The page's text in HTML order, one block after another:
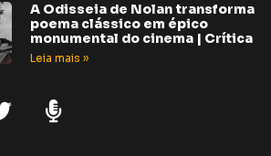
A Odisseia de Nolan transforma
poema clássico em épico
monumental do cinema | Crítica
Leia mais »